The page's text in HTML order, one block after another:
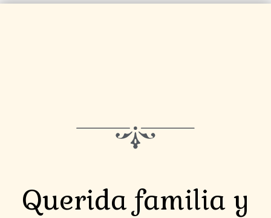
Querida familia y